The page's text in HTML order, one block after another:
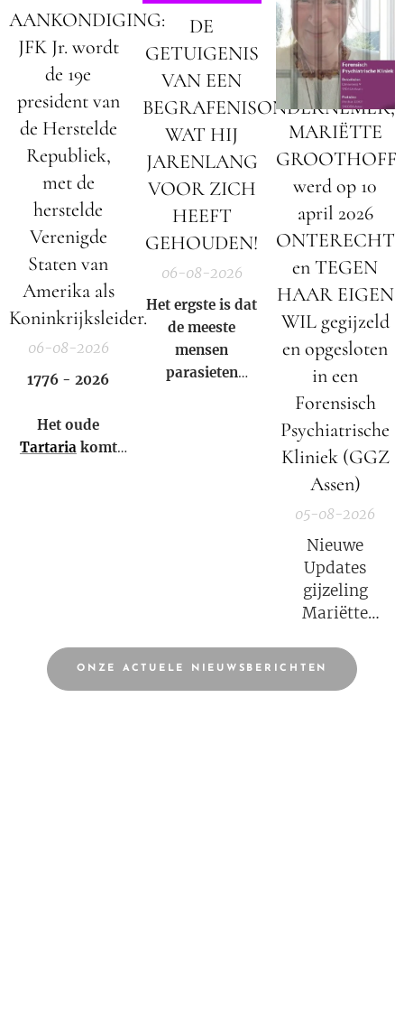
AANKONDIGING:
JFK Jr. wordt
de 19e
president van
de Herstelde
Republiek,
met de
herstelde
Verenigde
Staten van
Amerika als
Koninkrijksleider.
06-08-2026
1776 - 2026
Het oude
Tartariakomt
DE
GETUIGENIS
VAN EEN
BEGRAFENISONDERNEMER;
WAT HIJ
JARENLANG
VOOR ZICH
HEEFT
GEHOUDEN!
06-08-2026
Het ergste is dat
de meeste
mensen
parasieten
MARIËTTE
GROOTHOFF
werd op 10
april 2026
ONTERECHT
en TEGEN
HAAR EIGEN
WIL gegijzeld
en opgesloten
in een
Forensisch
Psychiatrische
Kliniek (GGZ
Assen)
05-08-2026
Nieuwe
Updates
gijzeling
Mariëtte
ONZE ACTUELE NIEUWSBERICHTEN